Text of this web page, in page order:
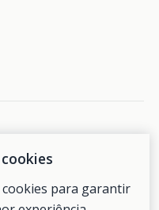
para garantir